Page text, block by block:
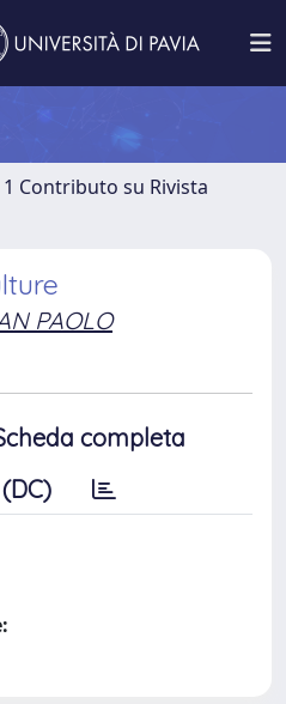
1 Contributo su Rivista
PAOLO
completa